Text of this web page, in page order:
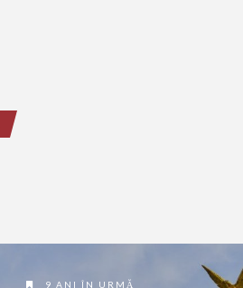
9 ANI ÎN URMĂ